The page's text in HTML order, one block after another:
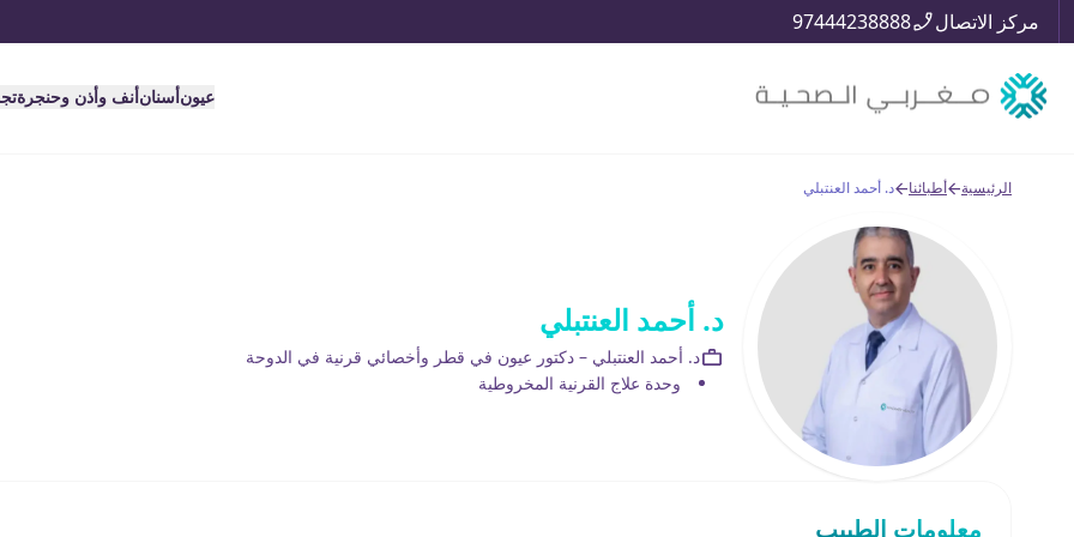
مركز الاتصال 97444238888
عيونأسنانأنف وأذن وحنجرة
الرئيسية أطبائنا د. أحمد العنتبلي
د. أحمد العنتبلي
د. أحمد العنتبلي – دكتور عيون في قطر وأخصائي قرنية في الدوحة
وحدة علاج القرنية المخروطية
معلومات الطبيب